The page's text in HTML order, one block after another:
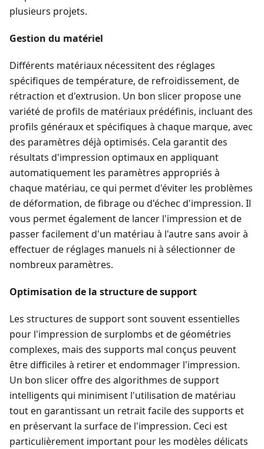
plusieurs projets.
Gestion du matériel
Différents matériaux nécessitent des réglages
spécifiques de température, de refroidissement, de
rétraction et d'extrusion. Un bon slicer propose une
variété de profils de matériaux prédéfinis, incluant des
profils généraux et spécifiques à chaque marque, avec
des paramètres déjà optimisés. Cela garantit des
résultats d'impression optimaux en appliquant
automatiquement les paramètres appropriés à
chaque matériau, ce qui permet d'éviter les problèmes
de déformation, de fibrage ou d'échec d'impression. Il
vous permet également de lancer l'impression et de
passer facilement d'un matériau à l'autre sans avoir à
effectuer de réglages manuels ni à sélectionner de
nombreux paramètres.
Optimisation de la structure de support
Les structures de support sont souvent essentielles
pour l'impression de surplombs et de géométries
complexes, mais des supports mal conçus peuvent
être difficiles à retirer et endommager l'impression.
Un bon slicer offre des algorithmes de support
intelligents qui minimisent l'utilisation de matériau
tout en garantissant un retrait facile des supports et
en préservant la surface de l'impression. Ceci est
particulièrement important pour les modèles délicats